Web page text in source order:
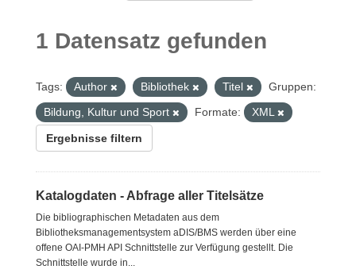
1 Datensatz gefunden
Tags: Author Bibliothek Titel
Gruppen:
Bildung, Kultur und Sport
Formate: XML
Ergebnisse filtern
Katalogdaten - Abfrage aller Titelsätze
Die bibliographischen Metadaten aus dem
Bibliotheksmanagementsystem aDIS/BMS werden über eine
offene OAI-PMH API Schnittstelle zur Verfügung gestellt. Die
Schnittstelle wurde in...